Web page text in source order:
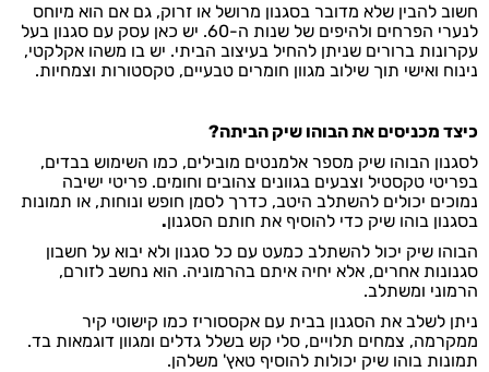
חשוב להבין שלא מדובר בסגנון מרושל או זרוק, גם אם הוא מיוחס
לנערי הפרחים ולהיפים של שנות ה-60. יש כאן עסק עם סגנון בעל
עקרונות ברורים שניתן להחיל בעיצוב הביתי. יש בו משהו אקלקטי,
נינוח ואישי תוך שילוב מגוון חומרים טבעיים, טקסטורות וצמחיות.
כיצד מכניסים את הבוהו שיק הביתה?
לסגנון הבוהו שיק מספר אלמנטים מובילים, כמו השימוש בבדים,
בפריטי טקסטיל וצבעים בגוונים צהובים וחומים. פריטי ישיבה
נמוכים יכולים להשתלב היטב, כדרך לסמן חופש ונוחות, או תמונות
בסגנון בוהו שיק כדי להוסיף את חותם הסגנון.
הבוהו שיק יכול להשתלב כמעט עם כל סגנון ולא יבוא על חשבון
סגנונות אחרים, אלא יחיה איתם בהרמוניה. הוא נחשב לזורם,
הרמוני ומשתלב.
ניתן לשלב את הסגנון בבית עם אקססוריז כמו קישוטי קיר
ממקרמה, צמחים תלויים, סלי קש בשלל גדלים ומגוון דוגמאות בד.
תמונות בוהו שיק יכולות להוסיף טאץ' משלהן.